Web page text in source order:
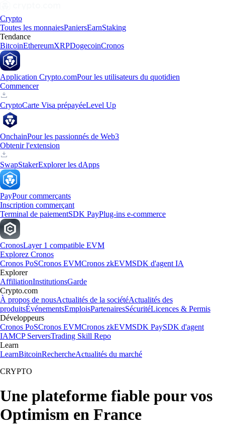
Crypto
Toutes les monnaiesPaniersEarnStaking
Tendance
BitcoinEthereumXRPDogecoinCronos
Application Crypto.comPour les utilisateurs du quotidien
Commencer
CryptoCarte Visa prépayéeLevel Up
OnchainPour les passionnés de Web3
Obtenir l'extension
SwapStakerExplorer les dApps
PayPour commerçants
Inscription commerçant
Terminal de paiementSDK PayPlug-ins e-commerce
CronosLayer 1 compatible EVM
Explorez Cronos
Cronos PoSCronos EVMCronos zkEVMSDK d'agent IA
Explorer
AffiliationInstitutionsGarde
Crypto.com
À propos de nousActualités de la sociétéActualités des
produitsÉvénementsEmploisPartenairesSécuritéLicences & Permis
Développeurs
Cronos PoSCronos EVMCronos zkEVMSDK PaySDK d'agent
IAMCP ServersTrading Skill Repo
Learn
LearnBitcoinRechercheActualités du marché
CRYPTO
Une plateforme fiable pour vos
Optimism en France